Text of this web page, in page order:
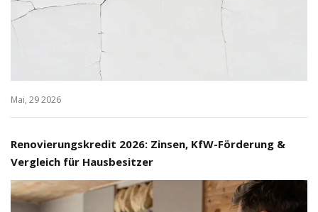
Mai, 29 2026
Renovierungskredit 2026: Zinsen, KfW-Förderung &
Vergleich für Hausbesitzer